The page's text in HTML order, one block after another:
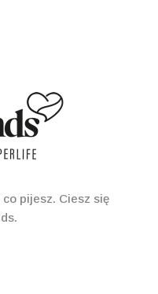
pijesz. Ciesz się